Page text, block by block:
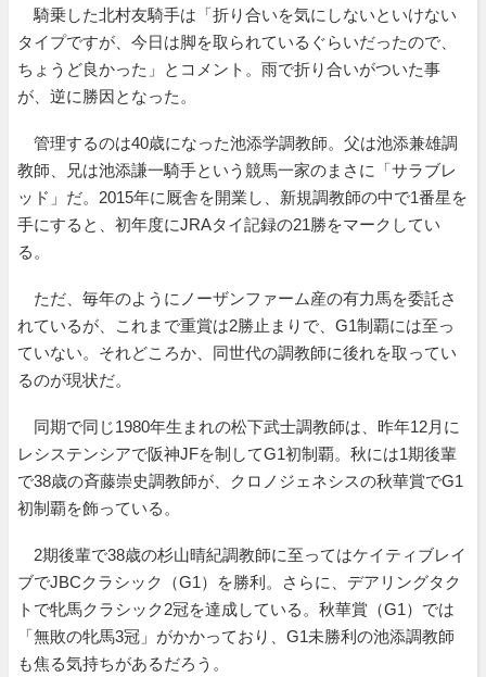
騎乗した北村友騎手は「折り合いを気にしないといけない
タイプですが、今日は脚を取られているぐらいだったので、
ちょうど良かった」とコメント。雨で折り合いがついた事
が、逆に勝因となった。
管理するのは40歳になった池添学調教師。父は池添兼雄調
教師、兄は池添謙一騎手という競馬一家のまさに「サラブレ
ッド」だ。2015年に厩舎を開業し、新規調教師の中で1番星を
手にすると、初年度にJRAタイ記録の21勝をマークしてい
る。
ただ、毎年のようにノーザンファーム産の有力馬を委託さ
れているが、これまで重賞は2勝止まりで、G1制覇には至っ
ていない。それどころか、同世代の調教師に後れを取ってい
るのが現状だ。
同期で同じ1980年生まれの松下武士調教師は、昨年12月に
レシステンシアで阪神JFを制してG1初制覇。秋には1期後輩
で38歳の斉藤崇史調教師が、クロノジェネシスの秋華賞でG1
初制覇を飾っている。
2期後輩で38歳の杉山晴紀調教師に至ってはケイティブレイ
ブでJBCクラシック（G1）を勝利。さらに、デアリングタク
トで牝馬クラシック2冠を達成している。秋華賞（G1）では
「無敗の牝馬3冠」がかかっており、G1未勝利の池添調教師
も焦る気持ちがあるだろう。